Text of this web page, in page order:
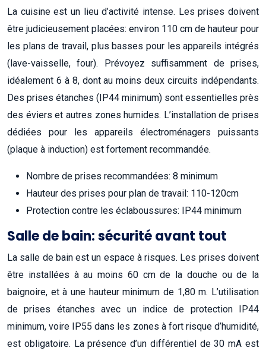
La cuisine est un lieu d’activité intense. Les prises doivent
être judicieusement placées: environ 110 cm de hauteur pour
les plans de travail, plus basses pour les appareils intégrés
(lave-vaisselle, four). Prévoyez suffisamment de prises,
idéalement 6 à 8, dont au moins deux circuits indépendants.
Des prises étanches (IP44 minimum) sont essentielles près
des éviers et autres zones humides. L’installation de prises
dédiées pour les appareils électroménagers puissants
(plaque à induction) est fortement recommandée.
Nombre de prises recommandées: 8 minimum
Hauteur des prises pour plan de travail: 110-120cm
Protection contre les éclaboussures: IP44 minimum
Salle de bain: sécurité avant tout
La salle de bain est un espace à risques. Les prises doivent
être installées à au moins 60 cm de la douche ou de la
baignoire, et à une hauteur minimum de 1,80 m. L’utilisation
de prises étanches avec un indice de protection IP44
minimum, voire IP55 dans les zones à fort risque d’humidité,
est obligatoire. La présence d’un différentiel de 30 mA est